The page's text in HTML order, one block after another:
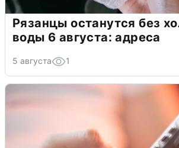
Рязанцы останутся без
воды 6 августа: адреса
5 августа 1